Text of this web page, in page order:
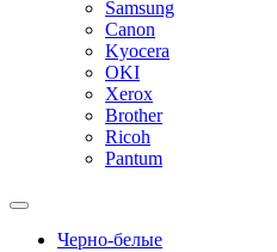
Samsung
Canon
Kyocera
OKI
Xerox
Brother
Ricoh
Pantum
Черно-белые